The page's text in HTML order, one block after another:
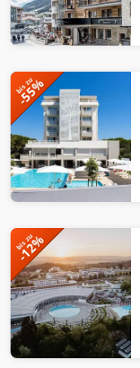
bis zu
-55%
bis zu
-12%